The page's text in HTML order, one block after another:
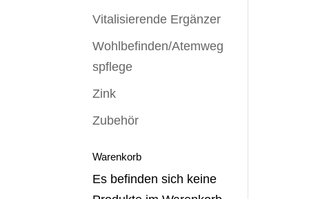
Vitalisierende Ergänzer
Wohlbefinden/Atemweg
spflege
Zink
Zubehör
Warenkorb
Es befinden sich keine